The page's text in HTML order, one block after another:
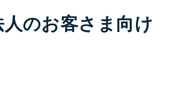
のお客さま向け